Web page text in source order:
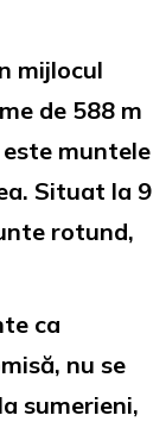
mijlocul
de 588 m
muntele
Situat la 9
rotund,
ca
nu se
sumerieni,